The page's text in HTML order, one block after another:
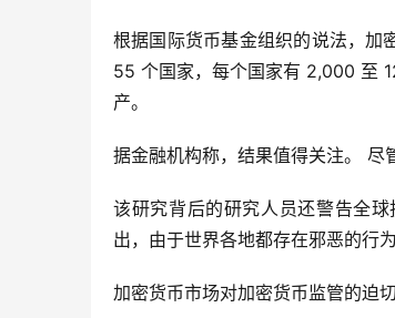
根据国际货币基金组织的说法，
55 个国家，每个国家有 2,000 至
产。
据金融机构称，结果值得关注。 尽
该研究背后的研究人员还警告全
出，由于世界各地都存在邪恶的行
加密货币市场对加密货币监管的迫